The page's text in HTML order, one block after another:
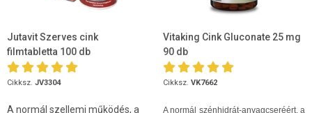
Jutavit Szerves cink
filmtabletta 100 db
Cikksz. JV3304
A normál szellemi működés, a
Vitaking Cink Gluconate 25 mg
90 db
Cikksz. VK7662
A normál szénhidrát-anyagcseréért, a